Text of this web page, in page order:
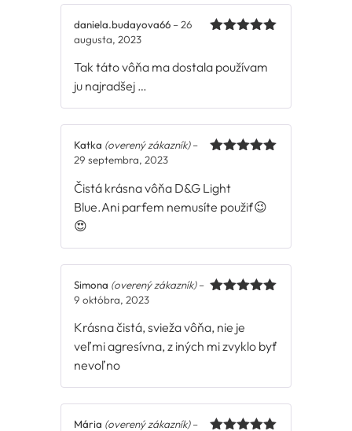
daniela.budayova66 – 26
augusta, 2023
Tak táto vôňa ma dostala používam
ju najradšej …
Katka (overený zákazník) –
29 septembra, 2023
Čistá krásna vôňa D&G Light
Blue.Ani parfem nemusíte použiť😉
😍
Simona (overený zákazník) –
9 októbra, 2023
Krásna čistá, svieža vôňa, nie je
veľmi agresívna, z iných mi zvyklo byť
nevoľno
Mária (overený zákazník) –